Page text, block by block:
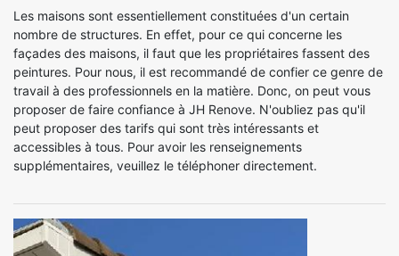
Les maisons sont essentiellement constituées d'un certain
nombre de structures. En effet, pour ce qui concerne les
façades des maisons, il faut que les propriétaires fassent des
peintures. Pour nous, il est recommandé de confier ce genre de
travail à des professionnels en la matière. Donc, on peut vous
proposer de faire confiance à JH Renove. N'oubliez pas qu'il
peut proposer des tarifs qui sont très intéressants et
accessibles à tous. Pour avoir les renseignements
supplémentaires, veuillez le téléphoner directement.